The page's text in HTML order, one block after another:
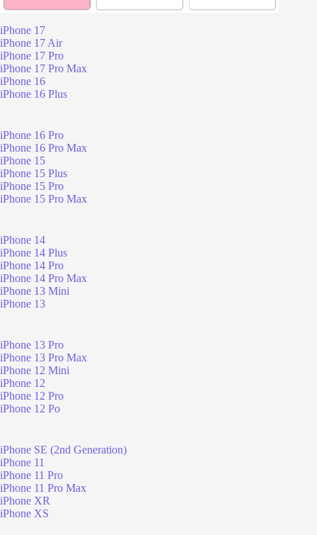
iPhone 17
iPhone 17 Air
iPhone 17 Pro
iPhone 17 Pro Max
iPhone 16
iPhone 16 Plus
iPhone 16 Pro
iPhone 16 Pro Max
iPhone 15
iPhone 15 Plus
iPhone 15 Pro
iPhone 15 Pro Max
iPhone 14
iPhone 14 Plus
iPhone 14 Pro
iPhone 14 Pro Max
iPhone 13 Mini
iPhone 13
iPhone 13 Pro
iPhone 13 Pro Max
iPhone 12 Mini
iPhone 12
iPhone 12 Pro
iPhone 12 Po
iPhone SE (2nd Generation)
iPhone 11
iPhone 11 Pro
iPhone 11 Pro Max
iPhone XR
iPhone XS